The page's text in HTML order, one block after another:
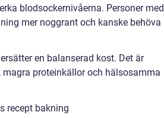
blodsockernivåerna. Personer med
mer noggrant och kanske behöva
en balanserad kost. Det är
proteinkällor och hälsosamma
recept bakning